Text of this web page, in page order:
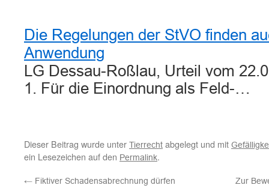
Die Regelungen der StVO finden
Anwendung
LG Dessau-Roßlau, Urteil vom
1. Für die Einordnung als Feld-…
Dieser Beitrag wurde unter Tierrecht abgelegt und mit
ein Lesezeichen auf den Permalink.
← Fiktiver Schadensabrechnung dürfen
Zur